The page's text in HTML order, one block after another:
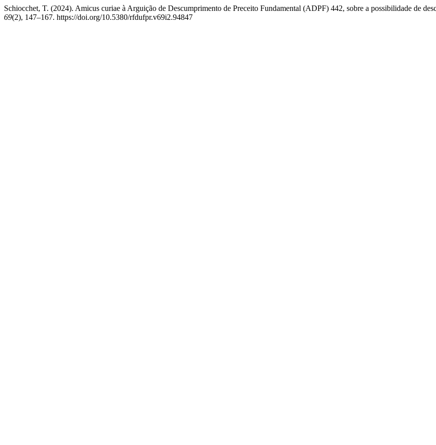
Schiocchet, T. (2024). Amicus curiae à Arguição de Descumprimento de Preceito Fundamental (ADPF) 442, sobre a possibilidade de
69(2), 147–167. https://doi.org/10.5380/rfdufpr.v69i2.94847